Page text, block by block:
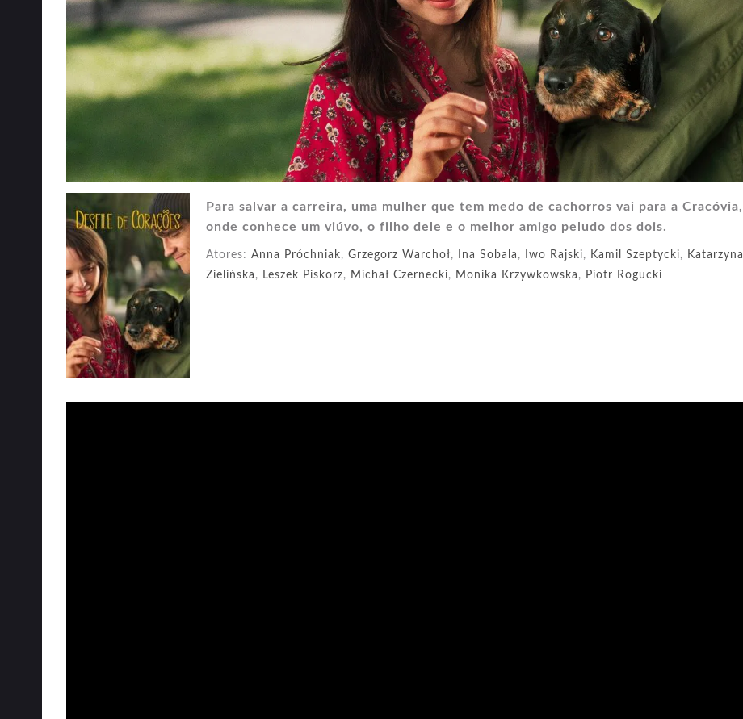
Para salvar a carreira, uma mulher que tem medo de cachorros vai para a Cracóvia,
onde conhece um viúvo, o filho dele e o melhor amigo peludo dos dois.
Atores: Anna Próchniak, Grzegorz Warchoł, Ina Sobala , Iwo Rajski, Kamil Szeptycki, Katarzyna
Zielińska , Leszek Piskorz, Michał Czernecki, Monika Krzywkowska , Piotr Rogucki